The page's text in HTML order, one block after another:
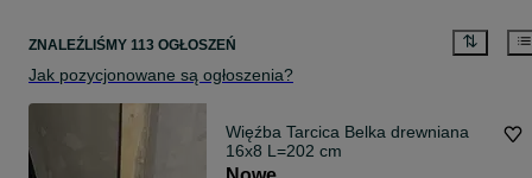
ZNALEŹLIŚMY 113 OGŁOSZEŃ
Jak pozycjonowane są ogłoszenia?
Więźba Tarcica Belka drewniana
16x8 L=202 cm